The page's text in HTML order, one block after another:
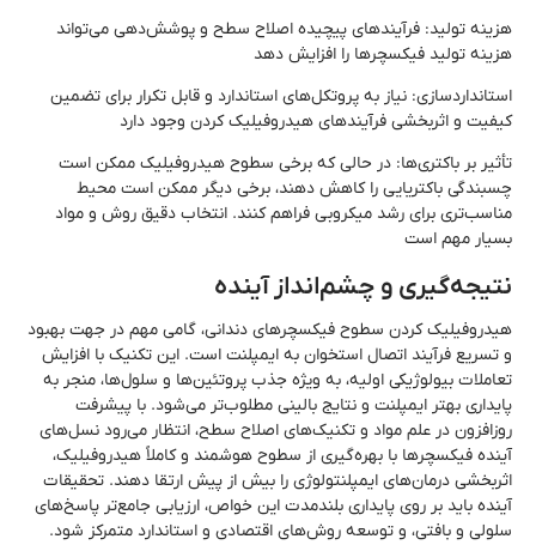
هزینه تولید: فرآیندهای پیچیده اصلاح سطح و پوشش‌دهی می‌تواند
هزینه تولید فیکسچرها را افزایش دهد
استانداردسازی: نیاز به پروتکل‌های استاندارد و قابل تکرار برای تضمین
کیفیت و اثربخشی فرآیندهای هیدروفیلیک کردن وجود دارد
تأثیر بر باکتری‌ها: در حالی که برخی سطوح هیدروفیلیک ممکن است
چسبندگی باکتریایی را کاهش دهند، برخی دیگر ممکن است محیط
مناسب‌تری برای رشد میکروبی فراهم کنند. انتخاب دقیق روش و مواد
بسیار مهم است
نتیجه‌گیری و چشم‌انداز آینده
هیدروفیلیک کردن سطوح فیکسچرهای دندانی، گامی مهم در جهت بهبود
و تسریع فرآیند اتصال استخوان به ایمپلنت است. این تکنیک با افزایش
تعاملات بیولوژیکی اولیه، به ویژه جذب پروتئین‌ها و سلول‌ها، منجر به
پایداری بهتر ایمپلنت و نتایج بالینی مطلوب‌تر می‌شود. با پیشرفت
روزافزون در علم مواد و تکنیک‌های اصلاح سطح، انتظار می‌رود نسل‌های
آینده فیکسچرها با بهره‌گیری از سطوح هوشمند و کاملاً هیدروفیلیک،
اثربخشی درمان‌های ایمپلنتولوژی را بیش از پیش ارتقا دهند. تحقیقات
آینده باید بر روی پایداری بلندمدت این خواص، ارزیابی جامع‌تر پاسخ‌های
سلولی و بافتی، و توسعه روش‌های اقتصادی و استاندارد متمرکز شود.